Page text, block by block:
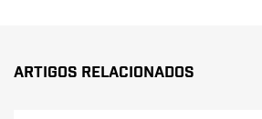
Artigos Relacionados